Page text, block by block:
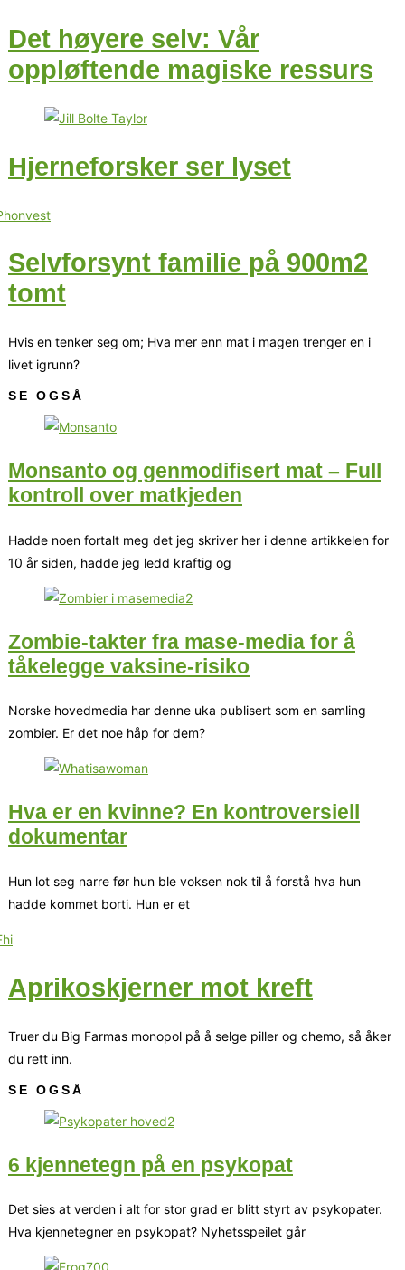
Det høyere selv: Vår
oppløftende magiske ressurs
Hjerneforsker ser lyset
Selvforsynt familie på 900m2
tomt
Hvis en tenker seg om; Hva mer enn mat i magen trenger en i
livet igrunn?
SE OGSÅ
Monsanto og genmodifisert mat – Full
kontroll over matkjeden
Hadde noen fortalt meg det jeg skriver her i denne artikkelen for
10 år siden, hadde jeg ledd kraftig og
Zombie-takter fra mase-media for å
tåkelegge vaksine-risiko
Norske hovedmedia har denne uka publisert som en samling
zombier. Er det noe håp for dem?
Hva er en kvinne? En kontroversiell
dokumentar
Hun lot seg narre før hun ble voksen nok til å forstå hva hun
hadde kommet borti. Hun er et
Aprikoskjerner mot kreft
Truer du Big Farmas monopol på å selge piller og chemo, så åker
du rett inn.
SE OGSÅ
6 kjennetegn på en psykopat
Det sies at verden i alt for stor grad er blitt styrt av psykopater.
Hva kjennetegner en psykopat? Nyhetsspeilet går